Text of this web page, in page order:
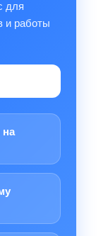
для
и работы
на